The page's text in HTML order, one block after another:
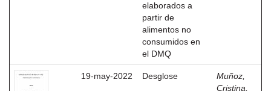
elaborados a
partir de
alimentos no
consumidos en
el DMQ
19-may-2022 Desglose
Muñoz,
Cristina,